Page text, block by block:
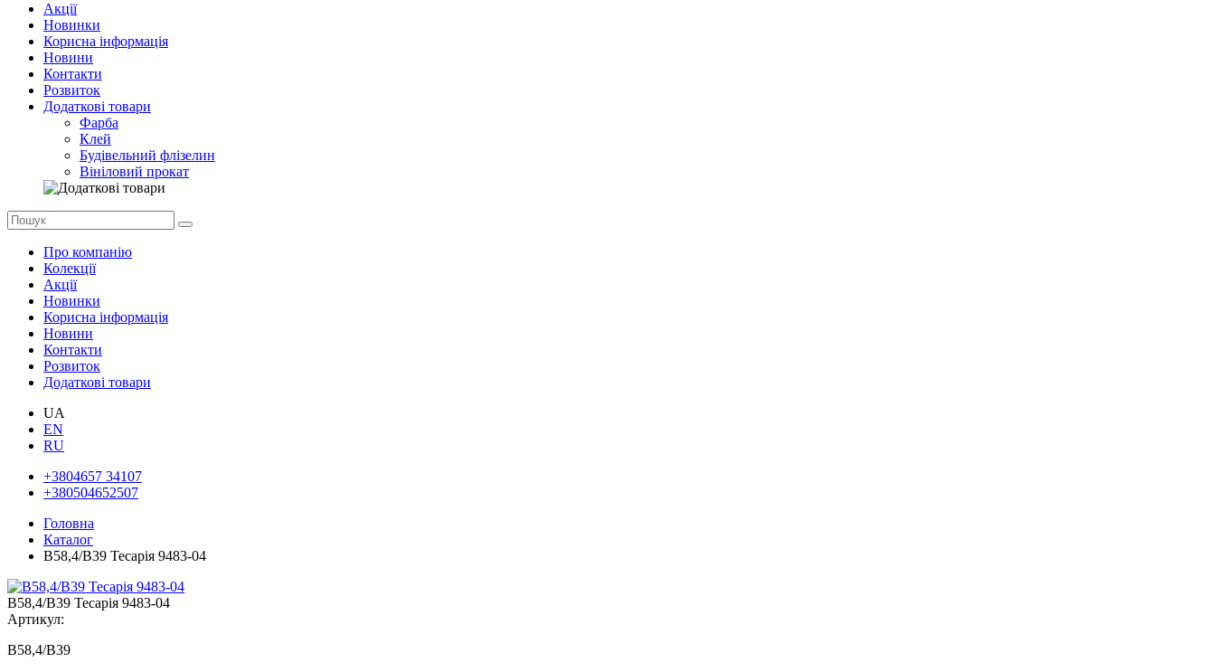
Акції
Новинки
Корисна інформація
Новини
Контакти
Розвиток
Додаткові товари
Фарба
Клей
Будівельний флізелин
Вініловий прокат
Про компанію
Колекції
Акції
Новинки
Корисна інформація
Новини
Контакти
Розвиток
Додаткові товари
UA
EN
RU
+3804657 34107
+380504652507
Головна
Каталог
В58,4/В39 Тесарія 9483-04
В58,4/В39 Тесарія 9483-04
Артикул:
B58,4/В39